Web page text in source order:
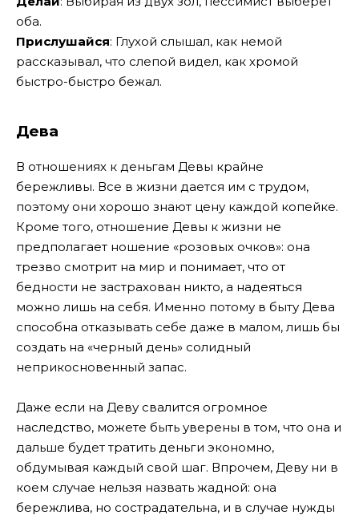
оба.
Прислушайся: Глухой слышал, как немой
рассказывал, что слепой видел, как хромой
быстро-быстро бежал.
Дева
В отношениях к деньгам Девы крайне
бережливы. Все в жизни дается им с трудом,
поэтому они хорошо знают цену каждой копейке.
Кроме того, отношение Девы к жизни не
предполагает ношение «розовых очков»: она
трезво смотрит на мир и понимает, что от
бедности не застрахован никто, а надеяться
можно лишь на себя. Именно потому в быту Дева
способна отказывать себе даже в малом, лишь бы
создать на «черный день» солидный
неприкосновенный запас.
Даже если на Деву свалится огромное
наследство, можете быть уверены в том, что она и
дальше будет тратить деньги экономно,
обдумывая каждый свой шаг. Впрочем, Деву ни в
коем случае нельзя назвать жадной: она
бережлива, но сострадательна, и в случае нужды